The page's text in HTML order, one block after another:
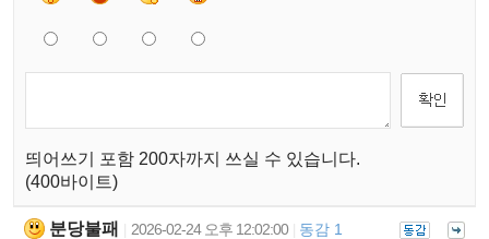
띄어쓰기 포함 200자까지 쓰실 수 있습니다.
(400바이트)
분당불패 2026-02-24 오후 12:02:00 동감 1